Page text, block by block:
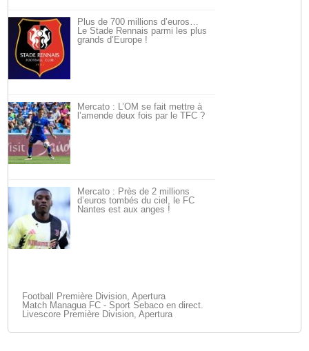
Plus de 700 millions d’euros…
Le Stade Rennais parmi les plus
grands d’Europe !
Mercato : L’OM se fait mettre à
l’amende deux fois par le TFC ?
Mercato : Près de 2 millions
d’euros tombés du ciel, le FC
Nantes est aux anges !
Football Première Division, Apertura
Match Managua FC - Sport Sebaco en direct.
Livescore Première Division, Apertura